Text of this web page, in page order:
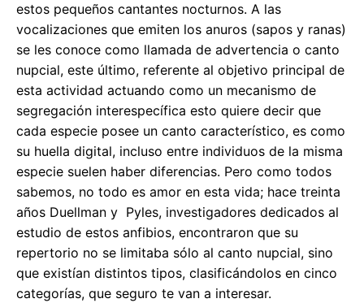
estos pequeños cantantes nocturnos. A las
vocalizaciones que emiten los anuros (sapos y ranas)
se les conoce como llamada de advertencia o canto
nupcial, este último, referente al objetivo principal de
esta actividad actuando como un mecanismo de
segregación interespecífica esto quiere decir que
cada especie posee un canto característico, es como
su huella digital, incluso entre individuos de la misma
especie suelen haber diferencias. Pero como todos
sabemos, no todo es amor en esta vida; hace treinta
años Duellman y Pyles, investigadores dedicados al
estudio de estos anfibios, encontraron que su
repertorio no se limitaba sólo al canto nupcial, sino
que existían distintos tipos, clasificándolos en cinco
categorías, que seguro te van a interesar.